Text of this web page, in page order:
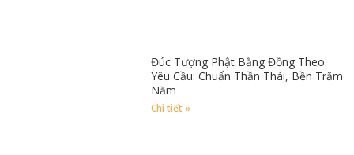
Đúc Tượng Phật Bằng Đồng Theo
Yêu Cầu: Chuẩn Thần Thái, Bền Trăm
Năm
Chi tiết »